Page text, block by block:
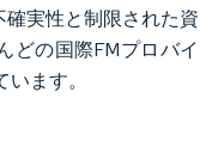
実性と制限された資
どの国際FMプロバイ
ます。